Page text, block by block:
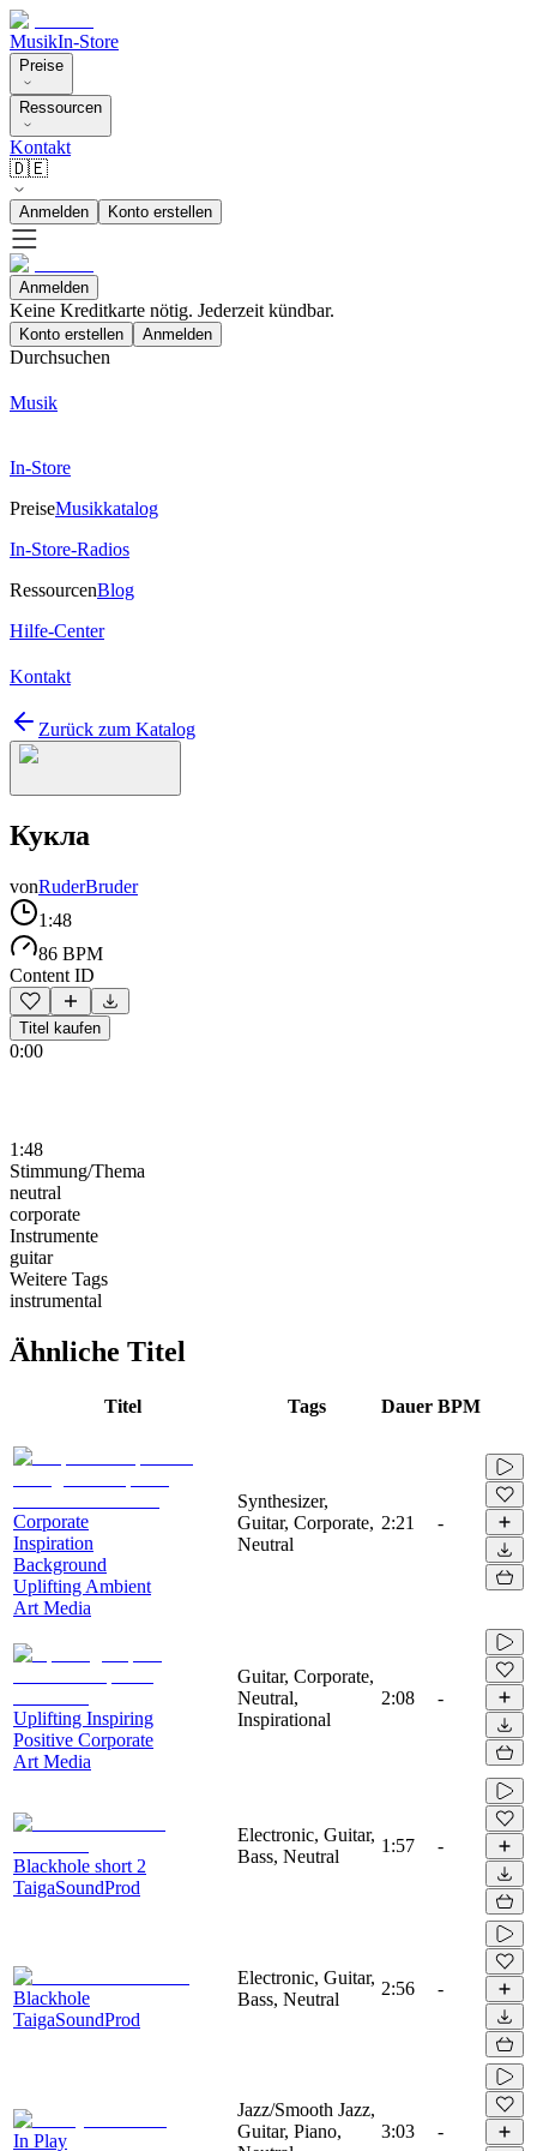
MusikIn-Store
Preise
Ressourcen
Kontakt
🇩🇪
Anmelden Konto erstellen
Anmelden
Keine Kreditkarte nötig. Jederzeit kündbar.
Konto erstellen Anmelden
Durchsuchen
Musik
In-Store
PreiseMusikkatalog
In-Store-Radios
RessourcenBlog
Hilfe-Center
Kontakt
Zurück zum Katalog
Кукла
vonRuderBruder
1:48
86 BPM
Content ID
Titel kaufen
0:00
1:48
Stimmung/Thema
neutral
corporate
Instrumente
guitar
Weitere Tags
instrumental
Ähnliche Titel
Titel Tags Dauer BPM
Corporate
Inspiration
Background
Uplifting Ambient
Art Media
Synthesizer,
Guitar, Corporate,
Neutral
2:21 -
Uplifting Inspiring
Positive Corporate
Art Media
Guitar, Corporate,
Neutral,
Inspirational
2:08 -
Blackhole short 2
TaigaSoundProd
Electronic, Guitar,
Bass, Neutral
1:57 -
Blackhole
TaigaSoundProd
Electronic, Guitar,
Bass, Neutral
2:56 -
In Play
Jazz/Smooth Jazz,
Guitar, Piano,
3:03 -